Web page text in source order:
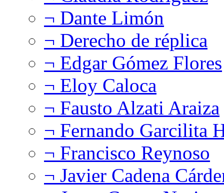
¬ Dante Limón
¬ Derecho de réplica
¬ Edgar Gómez Flores
¬ Eloy Caloca
¬ Fausto Alzati Araiza
¬ Fernando Garcilita
¬ Francisco Reynoso
¬ Javier Cadena